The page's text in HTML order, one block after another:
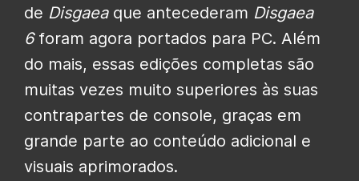
de Disgaeaque antecederam Disgaea
6foram agora portados para PC. Além
do mais, essas edições completas são
muitas vezes muito superiores às suas
contrapartes de console, graças em
grande parte ao conteúdo adicional e
visuais aprimorados.